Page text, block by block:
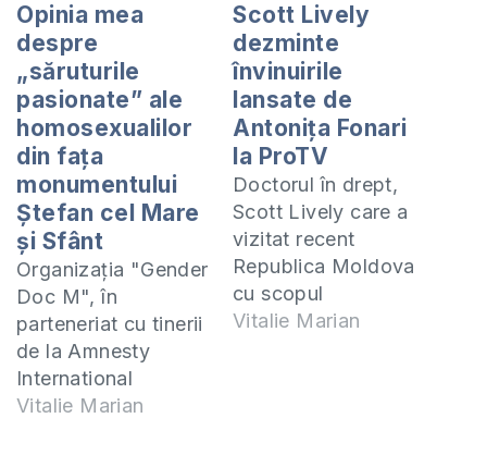
Opinia mea
despre
„săruturile
pasionate” ale
homosexualilor
din faţa
monumentului
Ştefan cel Mare
şi Sfânt
Organizaţia "Gender
Doc M", în
parteneriat cu tinerii
de la Amnesty
International
Moldova, au
Vitalie Marian
Scott Lively
dezminte
învinuirile
lansate de
Antoniţa Fonari
la ProTV
Doctorul în drept,
Scott Lively care a
vizitat recent
Republica Moldova
cu scopul
prezentării
Vitalie Marian